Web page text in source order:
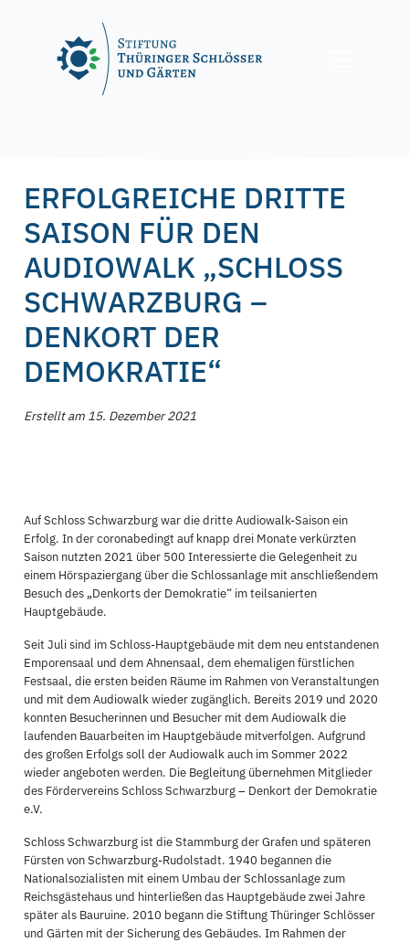
ERFOLGREICHE DRITTE
SAISON FÜR DEN
AUDIOWALK „SCHLOSS
SCHWARZBURG –
DENKORT DER
DEMOKRATIE“
Erstellt am 15. Dezember 2021
Auf Schloss Schwarzburg war die dritte Audiowalk-Saison ein
Erfolg. In der coronabedingt auf knapp drei Monate verkürzten
Saison nutzten 2021 über 500 Interessierte die Gelegenheit zu
einem Hörspaziergang über die Schlossanlage mit anschließendem
Besuch des „Denkorts der Demokratie“ im teilsanierten
Hauptgebäude.
Seit Juli sind im Schloss-Hauptgebäude mit dem neu entstandenen
Emporensaal und dem Ahnensaal, dem ehemaligen fürstlichen
Festsaal, die ersten beiden Räume im Rahmen von Veranstaltungen
und mit dem Audiowalk wieder zugänglich. Bereits 2019 und 2020
konnten Besucherinnen und Besucher mit dem Audiowalk die
laufenden Bauarbeiten im Hauptgebäude mitverfolgen. Aufgrund
des großen Erfolgs soll der Audiowalk auch im Sommer 2022
wieder angeboten werden. Die Begleitung übernehmen Mitglieder
des Fördervereins Schloss Schwarzburg – Denkort der Demokratie
e.V.
Schloss Schwarzburg ist die Stammburg der Grafen und späteren
Fürsten von Schwarzburg-Rudolstadt. 1940 begannen die
Nationalsozialisten mit einem Umbau der Schlossanlage zum
Reichsgästehaus und hinterließen das Hauptgebäude zwei Jahre
später als Bauruine. 2010 begann die Stiftung Thüringer Schlösser
und Gärten mit der Sicherung des Gebäudes. Im Rahmen der